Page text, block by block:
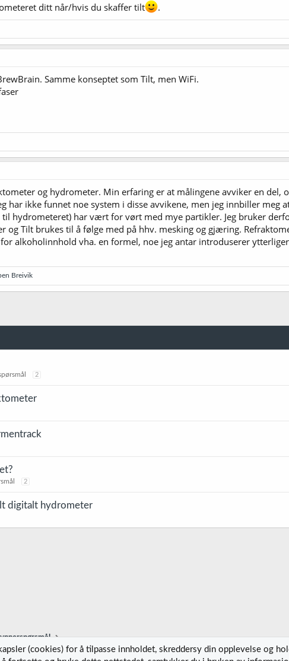
ditt når/hvis du skaffer tilt .
Samme konseptet som Tilt, men WiFi.
og hydrometer. Min erfaring er at målingene avviker en
har ikke funnet noe system i disse avvikene, men jeg innbiller meg
hydrometeret) har vært for vørt med mye partikler. Jeg bruker
og Tilt brukes til å følge med på hhv. mesking og gjæring.
alkoholinnhold vha. en formel, noe jeg antar introduserer
Breivik
2
2
digitalt hydrometer
(cookies) for å tilpasse innholdet, skreddersy din opplevelse og